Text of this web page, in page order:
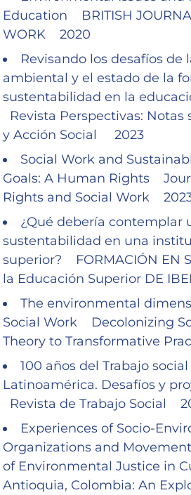
Education BRITISH
WORK 2020
Revisando los desafíos de
ambiental y el estado de la
sustentabilidad en la
Revista Perspectivas:
y Acción Social 2023
Social Work and
Goals: A Human Rights
Rights and Social Work
¿Qué debería contemplar
sustentabilidad en una
superior? FORMACIÓN EN
la Educación Superior DE
The environmental
Social Work Decolonizing
Theory to Transformative
100 años del Trabajo
Latinoamérica. Desafíos y
Revista de Trabajo Social
Experiences of Socio-
Organizations and
of Environmental Justice in
Antioquia, Colombia: An